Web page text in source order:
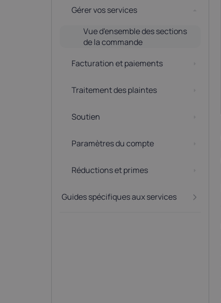
Gérer vos services
Vue d'ensemble des sections
de la commande
Facturation et paiements
Traitement des plaintes
Soutien
Paramètres du compte
Réductions et primes
Guides spécifiques aux services
21%
Poland
22%